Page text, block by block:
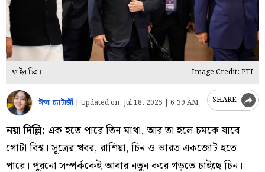
ফাইল চিত্র। Image Credit: PTI
ঈপ্সা চ্যাটার্জী |Updated on: Jul 18, 2025 | 6:39 AM SHARE
নয়া দিল্লি: এক হতে পারে তিন মাথা, আর তা হলে চমকে যাবে
গোটা বিশ্ব। সূত্রের খবর, রাশিয়া, চিন ও ভারত একজোট হতে
পারে। পুরনো সম্পর্ককেই আবার নতুন করে গড়তে চাইছে চিন।